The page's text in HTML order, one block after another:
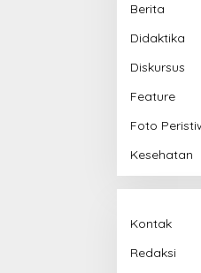
Berita
Didaktika
Diskursus
Feature
Foto
Kesehatan
Kontak
Redaksi